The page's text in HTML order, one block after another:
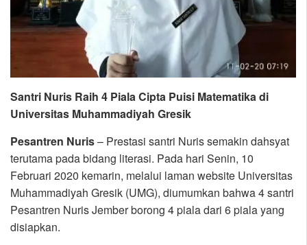
Santri Nuris Raih 4 Piala Cipta Puisi Matematika di
Universitas Muhammadiyah Gresik
Pesantren Nuris– Prestasi santri Nuris semakin dahsyat
terutama pada bidang literasi. Pada hari Senin, 10
Februari 2020 kemarin, melalui laman website Universitas
Muhammadiyah Gresik (UMG), diumumkan bahwa 4 santri
Pesantren Nuris Jember borong 4 piala dari 6 piala yang
disiapkan.